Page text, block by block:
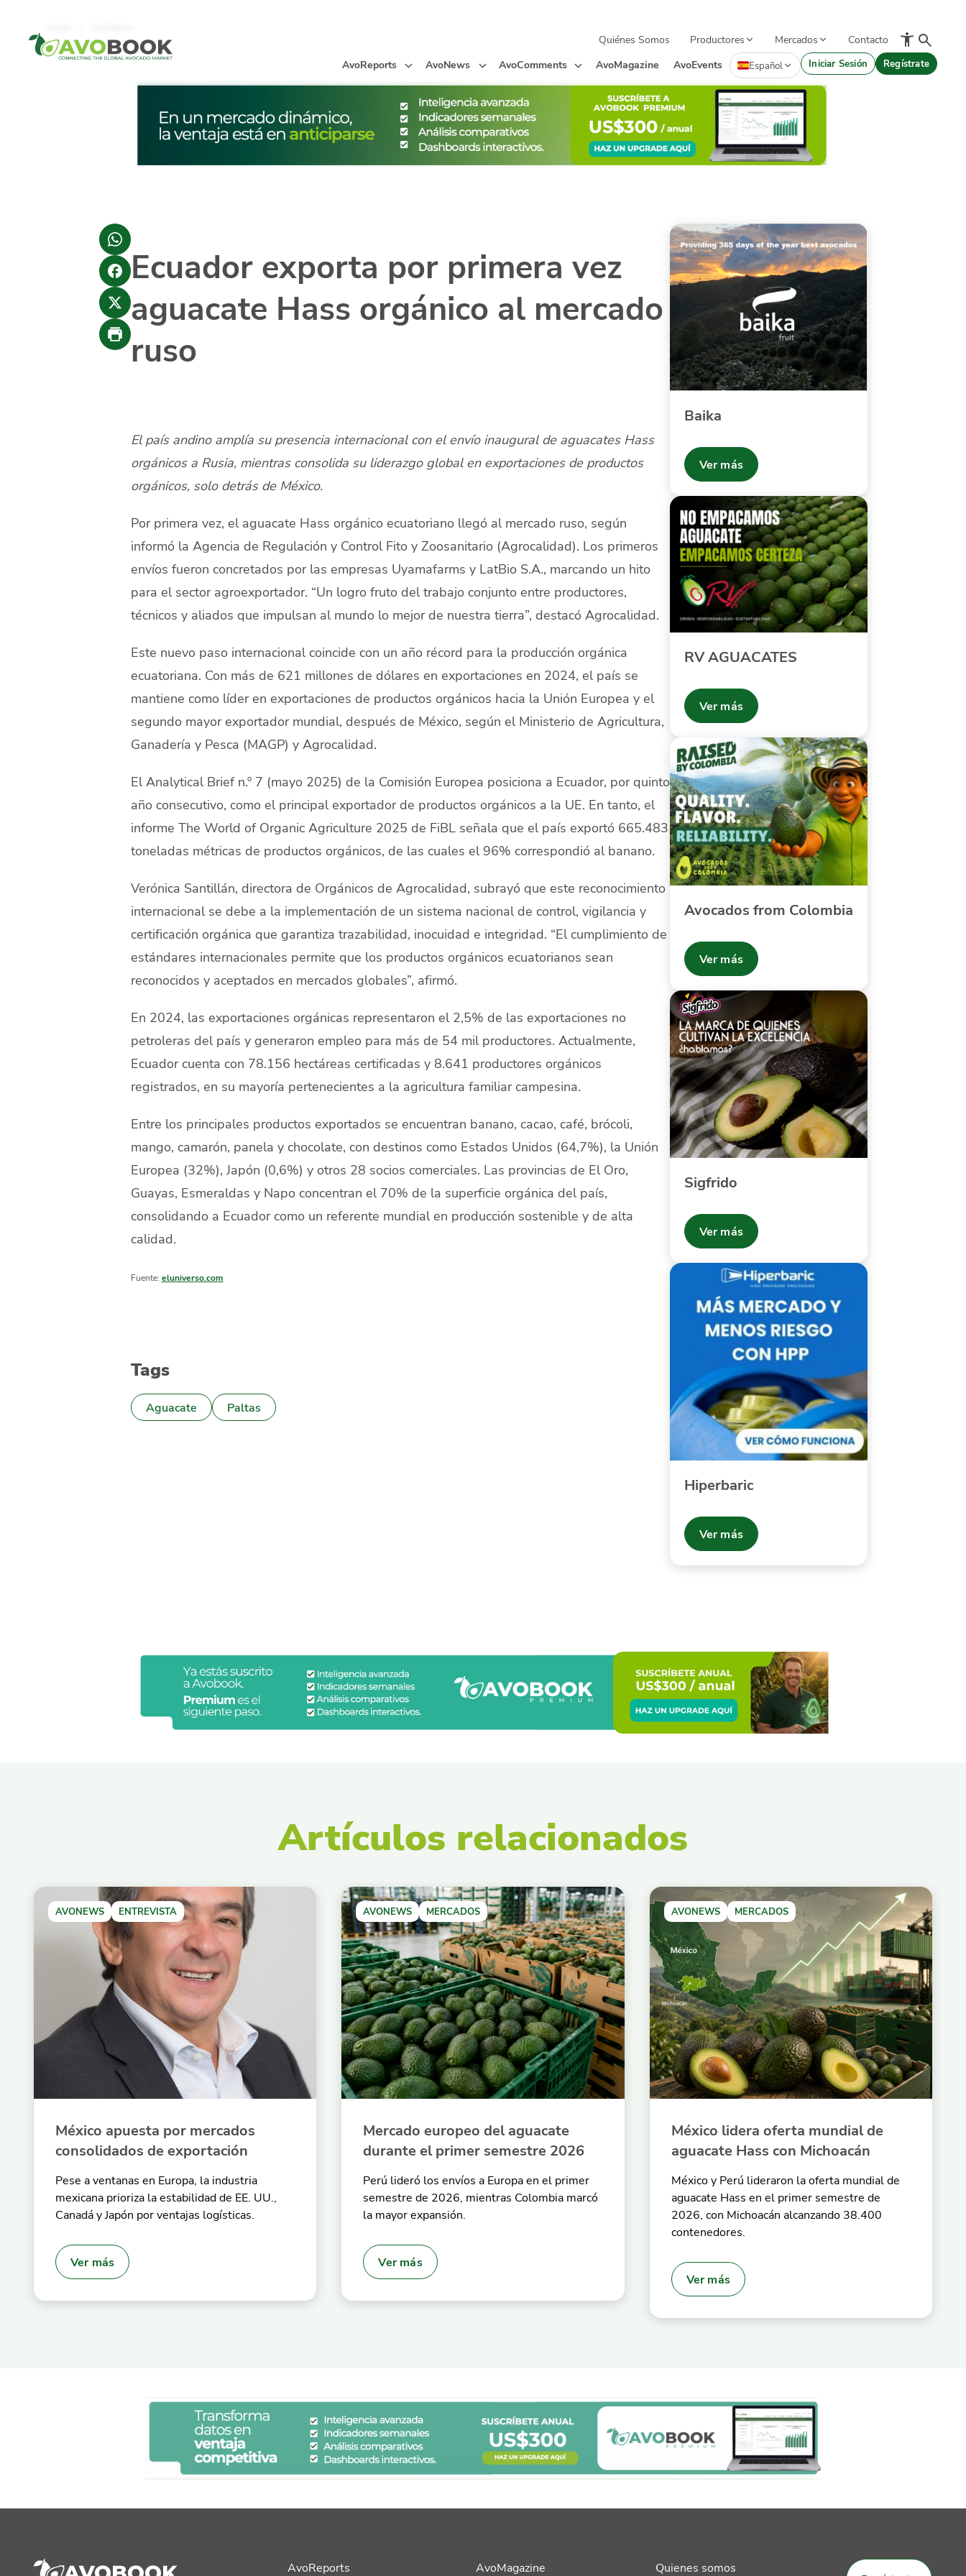
Quiénes Somos Productores Mercados
Contacto
AvoReports
AvoNews AvoComments AvoMagazine AvoEvents Español Iniciar Sesión Regístrate
Ecuador exporta por primera vez
aguacate Hass orgánico al mercado
ruso
El país andino amplía su presencia internacional con el envío inaugural de aguacates Hass
orgánicos a Rusia, mientras consolida su liderazgo global en exportaciones de productos
orgánicos, solo detrás de México.
Por primera vez, el aguacate Hass orgánico ecuatoriano llegó al mercado ruso, según
informó la Agencia de Regulación y Control Fito y Zoosanitario (Agrocalidad). Los primeros
envíos fueron concretados por las empresas Uyamafarms y LatBio S.A., marcando un hito
para el sector agroexportador. “Un logro fruto del trabajo conjunto entre productores,
técnicos y aliados que impulsan al mundo lo mejor de nuestra tierra”, destacó Agrocalidad.
Este nuevo paso internacional coincide con un año récord para la producción orgánica
ecuatoriana. Con más de 621 millones de dólares en exportaciones en 2024, el país se
mantiene como líder en exportaciones de productos orgánicos hacia la Unión Europea y el
segundo mayor exportador mundial, después de México, según el Ministerio de Agricultura,
Ganadería y Pesca (MAGP) y Agrocalidad.
El Analytical Brief n.º 7 (mayo 2025) de la Comisión Europea posiciona a Ecuador, por quinto
año consecutivo, como el principal exportador de productos orgánicos a la UE. En tanto, el
informe The World of Organic Agriculture 2025 de FiBL señala que el país exportó 665.483
toneladas métricas de productos orgánicos, de las cuales el 96% correspondió al banano.
Verónica Santillán, directora de Orgánicos de Agrocalidad, subrayó que este reconocimiento
internacional se debe a la implementación de un sistema nacional de control, vigilancia y
certificación orgánica que garantiza trazabilidad, inocuidad e integridad. “El cumplimiento de
estándares internacionales permite que los productos orgánicos ecuatorianos sean
reconocidos y aceptados en mercados globales”, afirmó.
En 2024, las exportaciones orgánicas representaron el 2,5% de las exportaciones no
petroleras del país y generaron empleo para más de 54 mil productores. Actualmente,
Ecuador cuenta con 78.156 hectáreas certificadas y 8.641 productores orgánicos
registrados, en su mayoría pertenecientes a la agricultura familiar campesina.
Entre los principales productos exportados se encuentran banano, cacao, café, brócoli,
mango, camarón, panela y chocolate, con destinos como Estados Unidos (64,7%), la Unión
Europea (32%), Japón (0,6%) y otros 28 socios comerciales. Las provincias de El Oro,
Guayas, Esmeraldas y Napo concentran el 70% de la superficie orgánica del país,
consolidando a Ecuador como un referente mundial en producción sostenible y de alta
calidad.
Fuente: eluniverso.com
Tags
Aguacate Paltas
Baika
Ver más
RV AGUACATES
Ver más
Avocados from Colombia
Ver más
Sigfrido
Ver más
Hiperbaric
Ver más
Artículos relacionados
AVONEWS ENTREVISTA
México apuesta por mercados
consolidados de exportación
Pese a ventanas en Europa, la industria
mexicana prioriza la estabilidad de EE. UU.,
Canadá y Japón por ventajas logísticas.
Ver más
AVONEWS MERCADOS
Mercado europeo del aguacate
durante el primer semestre 2026
Perú lideró los envíos a Europa en el primer
semestre de 2026, mientras Colombia marcó
la mayor expansión.
Ver más
AVONEWS MERCADOS
México lidera oferta mundial de
aguacate Hass con Michoacán
México y Perú lideraron la oferta mundial de
aguacate Hass en el primer semestre de
2026, con Michoacán alcanzando 38.400
contenedores.
Ver más
AvoReports AvoMagazine Quienes somos